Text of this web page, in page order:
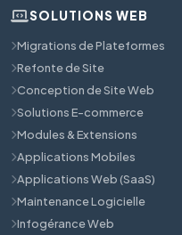
SOLUTIONS WEB
Migrations de Plateformes
Refonte de Site
Conception de Site Web
Solutions E-commerce
Modules & Extensions
Applications Mobiles
Applications Web (SaaS)
Maintenance Logicielle
Infogérance Web